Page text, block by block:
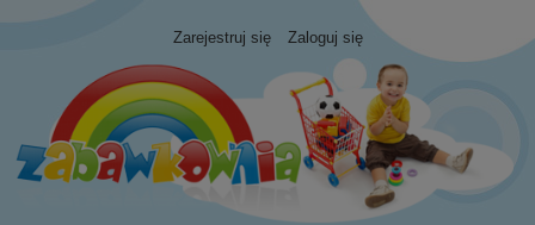
Zarejestruj się Zaloguj się